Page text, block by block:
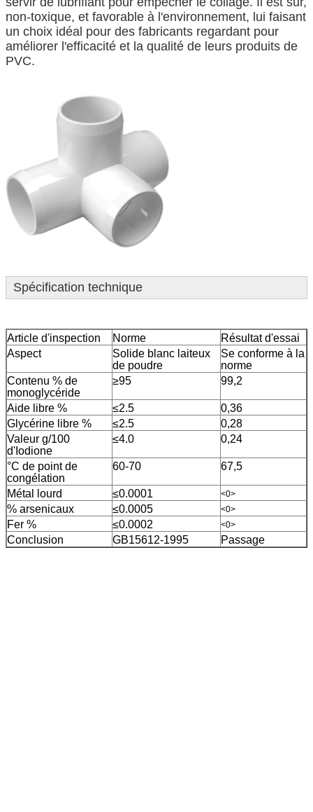
non-toxique, et favorable à l'environnement, lui faisant
un choix idéal pour des fabricants regardant pour
améliorer l'efficacité et la qualité de leurs produits de
PVC.
Spécification technique
Article d'inspection Norme
Résultat d'essai
Aspect
Solide blanc laiteux
de poudre
Se conforme à la
norme
Contenu % de
monoglycéride
≥95 99,2
Aide libre % ≤2.5
0,36
Glycérine libre %
≤2.5
0,28
Valeur g/100
d'Iodione
≤4.0 0,24
°C de point de
congélation
60-70 67,5
Métal lourd ≤0.0001 <0>
% arsenicaux ≤0.0005 <0>
Fer % ≤0.0002 <0>
Conclusion GB15612-1995 Passage